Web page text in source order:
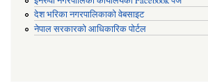
देश भरिका नगरपालिकाको वेबसाइट
नेपाल सरकारको आधिकारिक पोर्टल